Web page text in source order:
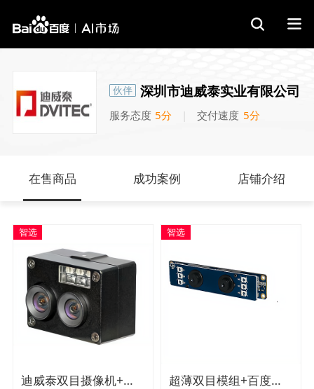
伙伴 深圳市迪威泰实业有限公司
服务态度 5分 交付速度 5分
在售商品 成功案例 店铺介绍
智选
迪威泰双目摄像机+百度人脸识别SDK
智选
超薄双目模组+百度人脸识别SDK